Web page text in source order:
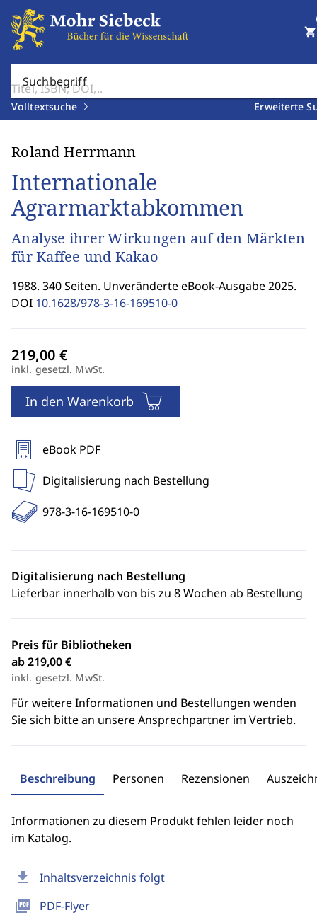
Suchbegriff
Volltextsuche Erweiterte
shopping_cart
download Inhaltsverzeichnis folgt
picture_as_pdf PDF-Flyer
Roland Herrmann
Internationale
Agrarmarktabkommen
Analyse ihrer Wirkungen auf den Märkten
für Kaffee und Kakao
1988. 340 Seiten. Unveränderte eBook-Ausgabe 2025.
DOI 10.1628/978-3-16-169510-0
inkl. gesetzl. MwSt.
In den Warenkorb
eBook PDF
Digitalisierung nach Bestellung
978-3-16-169510-0
Digitalisierung nach Bestellung
Lieferbar innerhalb von bis zu 8 Wochen ab Bestellung
Preis für Bibliotheken
ab 219,00 €
inkl. gesetzl. MwSt.
Für weitere Informationen und Bestellungen wenden
Sie sich bitte an unsere Ansprechpartner im Vertrieb.
Beschreibung Personen Rezensionen
Informationen zu diesem Produkt fehlen leider noch
im Katalog.